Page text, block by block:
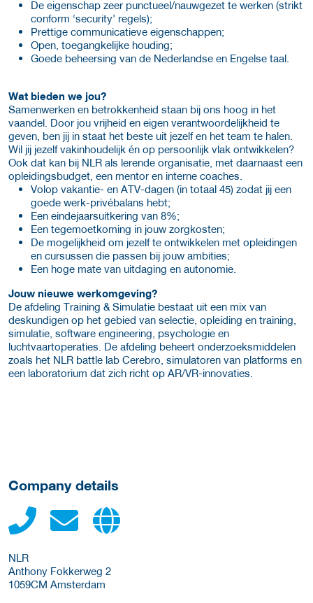
De eigenschap zeer punctueel/nauwgezet te werken (strikt
conform ‘security’ regels);
Prettige communicatieve eigenschappen;
Open, toegangkelijke houding;
Goede beheersing van de Nederlandse en Engelse taal.
Wat bieden we jou?
Samenwerken en betrokkenheid staan bij ons hoog in het
vaandel. Door jou vrijheid en eigen verantwoordelijkheid te
geven, ben jij in staat het beste uit jezelf en het team te halen.
Wil jij jezelf vakinhoudelijk én op persoonlijk vlak ontwikkelen?
Ook dat kan bij NLR als lerende organisatie, met daarnaast een
opleidingsbudget, een mentor en interne coaches.
Volop vakantie- en ATV-dagen (in totaal 45) zodat jij een
goede werk-privébalans hebt;
Een eindejaarsuitkering van 8%;
Een tegemoetkoming in jouw zorgkosten;
De mogelijkheid om jezelf te ontwikkelen met opleidingen
en cursussen die passen bij jouw ambities;
Een hoge mate van uitdaging en autonomie.
Jouw nieuwe werkomgeving?
De afdeling Training & Simulatie bestaat uit een mix van
deskundigen op het gebied van selectie, opleiding en training,
simulatie, software engineering, psychologie en
luchtvaartoperaties. De afdeling beheert onderzoeksmiddelen
zoals het NLR battle lab Cerebro, simulatoren van platforms en
een laboratorium dat zich richt op AR/VR-innovaties.
Company details
NLR
Anthony Fokkerweg 2
1059CM Amsterdam